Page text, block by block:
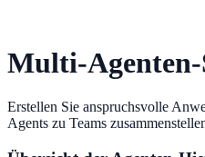
Multi-Agenten-
Erstellen Sie anspruchsvolle
Agents zu Teams